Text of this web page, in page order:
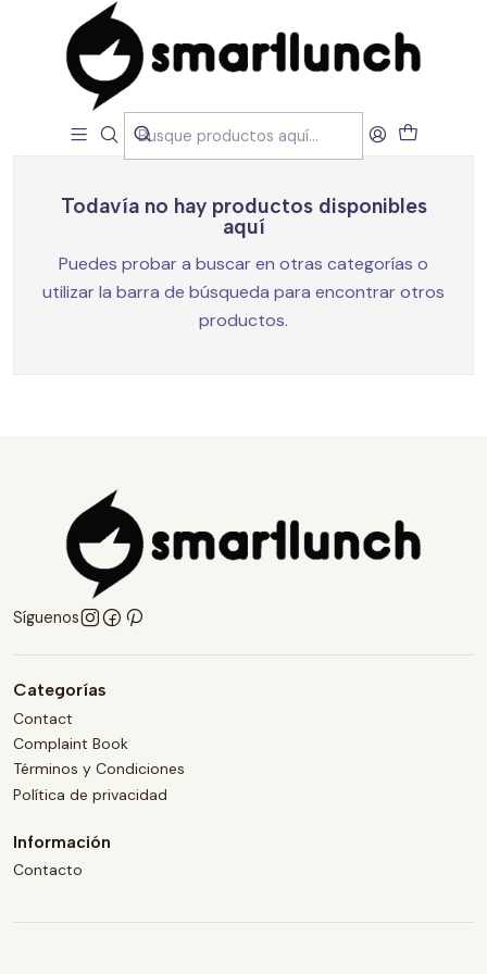
Loja Conjuntos
Conjuntos
Filtros
Todavía no hay productos disponibles
aquí
Puedes probar a buscar en otras categorías o
utilizar la barra de búsqueda para encontrar otros
productos.
Síguenos
Categorías
Contact
Complaint Book
Términos y Condiciones
Política de privacidad
Información
Contacto